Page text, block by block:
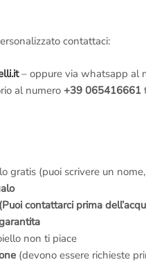
contattaci:
– oppure via whatsapp al
al numero +39 065416661
gratis (puoi scrivere un
contattarci prima
non ti piace
(devono essere richieste